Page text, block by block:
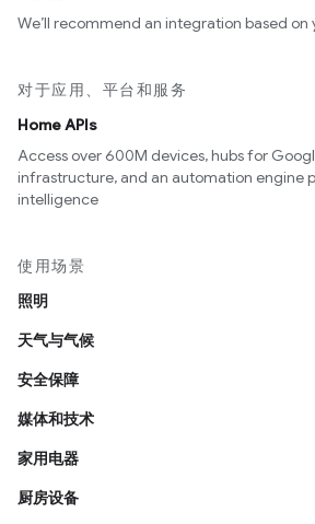
We’ll recommend an integration based
对于应用、平台和服务
Home APIs
Access over 600M devices, hubs for
infrastructure, and an automation engine
intelligence
使用场景
照明
天气与气候
安全保障
媒体和技术
家用电器
厨房设备